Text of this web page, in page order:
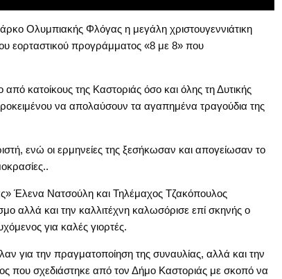
Ολυμπιακής Φλόγας η μεγάλη χριστουγεννιάτικη
εορταστικού προγράμματος «8 με 8» που
κατοίκους της Καστοριάς όσο και όλης τη Δυτικής
να απολαύσουν τα αγαπημένα τραγούδια της
ενώ οι ερμηνείες της ξεσήκωσαν και απογείωσαν το
Έλενα Νατσούλη και Τηλέμαχος Τζακόπουλος
αλλά και την καλλιτέχνη καλωσόρισε επί σκηνής ο
για καλές γιορτές.
για την πραγματοποίηση της συναυλίας, αλλά και την
που σχεδιάστηκε από τον Δήμο Καστοριάς με σκοπό να